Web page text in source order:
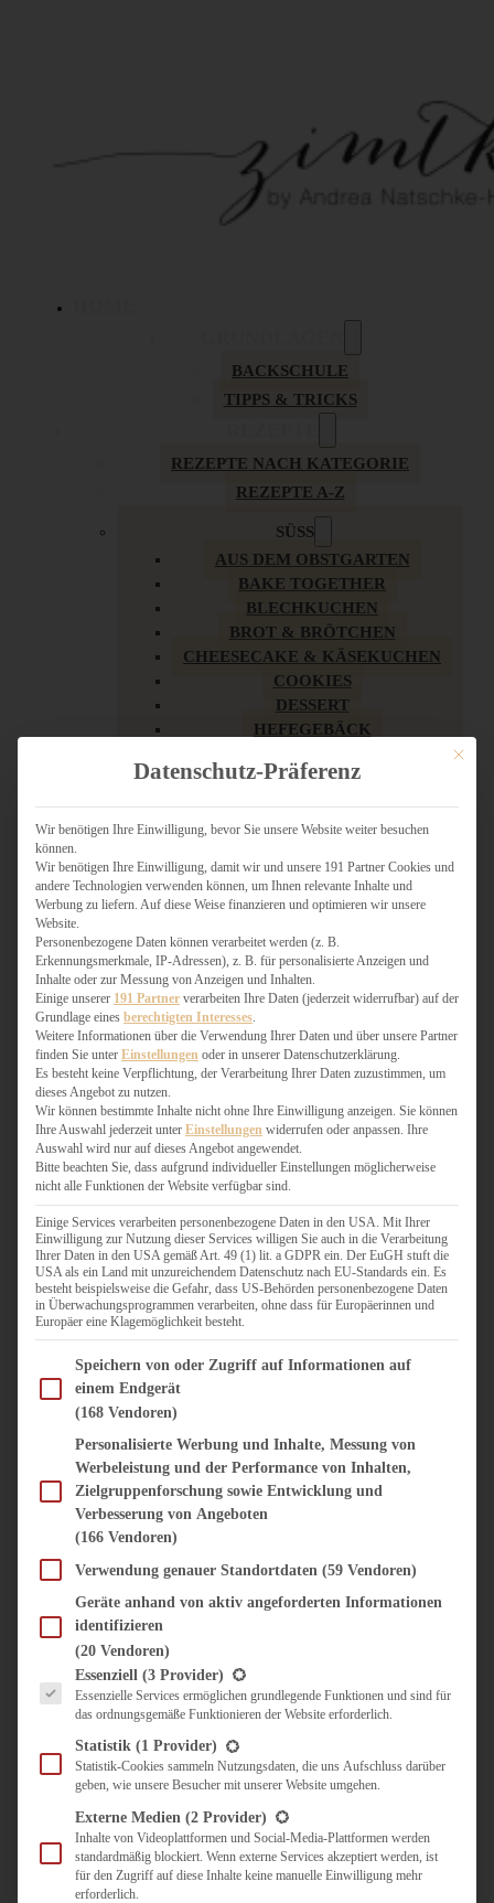
BACKSCHULE
TIPPS & TRICKS
REZEPTE NACH KATEGORIE
REZEPTE A-Z
SÜSS
AUS DEM OBSTGARTEN
BAKE TOGETHER
BLECHKUCHEN
BROT & BRÖTCHEN
CHEESECAKE & KÄSEKUCHEN
COOKIES
DESSERT
HEFEGEBÄCK
KUCHEN
LOW CARB & GESÜNDER
MY AMERICAN BAKERY
SCHOKOLADIGES
SÜSSES HAUPTGERICHT
TÖRTCHEN
VEGAN SÜSS
WEIHNACHTSBÄCKEREI
HERZHAFT
BURGER & SANDWICHES
FIX AUF DEM TISCH
FLEISCH & FISCH
GRILLEN / BARBECUE
HERZHAFTES BACKEN
ONE-POT-GERICHTE
PASTA & NUDELGERICHTE
PIZZA, TARTES & QUICHES
REIS & RISOTTO
SALATE & SNACKS
SUPPENKASPEREIEN
VORSPEISEN
SÜSS & HERZHAFT
BROTAUFSTRICH
DIPS, SAUCEN, CHUTNEYS
KÜCHENGESCHENKE
UNTERWEGS
KULINARISCH UNTERWEGS
ÜBER MICH
ZUSAMMENARBEIT
Mit
Datenschutz-Präferenz
Wir benötigen Ihre Einwilligung, bevor Sie unsere Website weiter besuchen
können.
Wir benötigen Ihre Einwilligung, damit wir und unsere 191 Partner Cookies und
andere Technologien verwenden können, um Ihnen relevante Inhalte und
Werbung zu liefern. Auf diese Weise finanzieren und optimieren wir unsere
Website.
Personenbezogene Daten können verarbeitet werden (z. B.
Erkennungsmerkmale, IP-Adressen), z. B. für personalisierte Anzeigen und
Inhalte oder zur Messung von Anzeigen und Inhalten.
Einige unserer 191 Partner verarbeiten Ihre Daten (jederzeit widerrufbar) auf der
Grundlage eines berechtigten Interesses
Weitere Informationen über die Verwendung Ihrer Daten und über unsere Partner
finden Sie unter Einstellungen oder in unserer Datenschutzerklärung.
Es besteht keine Verpflichtung, der Verarbeitung Ihrer Daten zuzustimmen, um
dieses Angebot zu nutzen.
Wir können bestimmte Inhalte nicht ohne Ihre Einwilligung anzeigen. Sie können
Ihre Auswahl jederzeit unter Einstellungen widerrufen oder anpassen. Ihre
Auswahl wird nur auf dieses Angebot angewendet.
Bitte beachten Sie, dass aufgrund individueller Einstellungen möglicherweise
nicht alle Funktionen der Website verfügbar sind.
Einige Services verarbeiten personenbezogene Daten in den USA. Mit Ihrer
Einwilligung zur Nutzung dieser Services willigen Sie auch in die Verarbeitung
Ihrer Daten in den USA gemäß Art. 49 (1) lit. a GDPR ein. Der EuGH stuft die
USA als ein Land mit unzureichendem Datenschutz nach EU-Standards ein. Es
besteht beispielsweise die Gefahr, dass US-Behörden personenbezogene Daten
in Überwachungsprogrammen verarbeiten, ohne dass für Europäerinnen und
Europäer eine Klagemöglichkeit besteht.
Im Folgenden finden Sie eine Liste der Zwecke des IAB Transparency and Consent
Speichern von oder Zugriff auf Informationen auf
einem Endgerät
(168 Vendoren)
Personalisierte Werbung und Inhalte, Messung von
Werbeleistung und der Performance von Inhalten,
Zielgruppenforschung sowie Entwicklung und
Verbesserung von Angeboten
(166 Vendoren)
Verwendung genauer Standortdaten (59 Vendoren)
Geräte anhand von aktiv angeforderten Informationen
identifizieren
(20 Vendoren)
Es folgt eine Liste der Service-Gruppen, für die eine Einwilligung erteilt werden
Essenziell (3 Provider)
Essenzielle Services ermöglichen grundlegende Funktionen und sind für
das ordnungsgemäße Funktionieren der Website erforderlich.
Statistik (1 Provider)
Statistik-Cookies sammeln Nutzungsdaten, die uns Aufschluss darüber
geben, wie unsere Besucher mit unserer Website umgehen.
Externe Medien (2 Provider)
Inhalte von Videoplattformen und Social-Media-Plattformen werden
standardmäßig blockiert. Wenn externe Services akzeptiert werden, ist
für den Zugriff auf diese Inhalte keine manuelle Einwilligung mehr
erforderlich.